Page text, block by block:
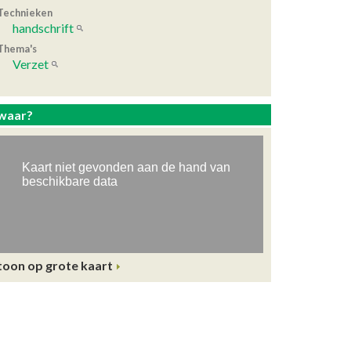
handschrift
Verzet
op grote kaart